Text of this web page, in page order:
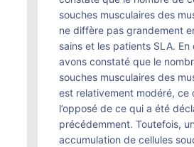
souches musculaires des
ne diffère pas grandement
sains et les patients SLA. En
avons constaté que le
souches musculaires des
est relativement modéré, ce
l’opposé de ce qui a été
précédemment. Toutefois,
accumulation de cellules